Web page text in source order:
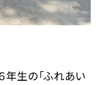
年生の「ふれあい